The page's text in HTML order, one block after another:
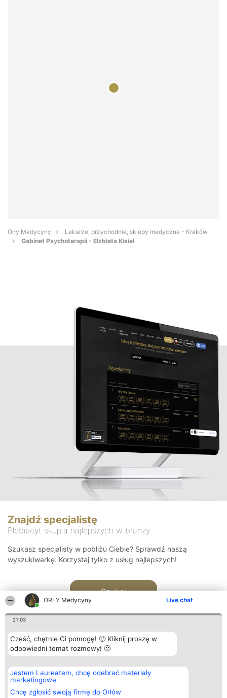
ORŁY Medycyny Live chat
21:03
Cześć, chętnie Ci pomogę! 🙂 Kliknij proszę w
odpowiedni temat rozmowy! 🙂
Jestem Laureatem, chcę odebrać materiały
marketingowe
Chcę zgłosić swoją firmę do Orłów
Orły Medycyny
Lekarze, przychodnie, sklepy medyczne - Kraków
Gabinet Psychoterapii - Elżbieta Kisiel
Znajdź specjalistę
Plebiscyt skupia najlepszych w branży
Szukasz specjalisty w pobliżu Ciebie? Sprawdź naszą
wyszukiwarkę. Korzystaj tylko z usług najlepszych!
Szukaj
Organizator plebiscytu
Bright Side Solutions sp. z o.
o. sp. k.
ul. Ruska 22
Wrocław 50-079
Plebiscyt
Laureaci
wszystkich
Laureatów
Kontakt
Kontakt